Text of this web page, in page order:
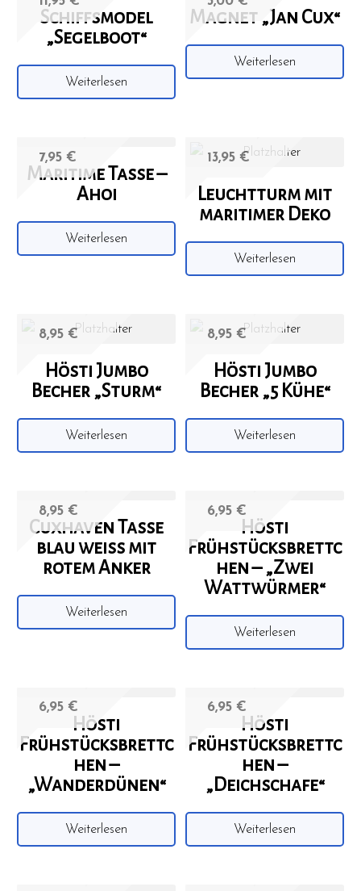
Schiffsmodel
„Segelboot“
Weiterlesen
Magnet „Jan Cux“
Weiterlesen
Maritime Tasse –
Ahoi
7,95 €
Weiterlesen
Leuchtturm mit
maritimer Deko
13,95 €
Weiterlesen
Hösti Jumbo
Becher „Sturm“
8,95 €
Weiterlesen
Hösti Jumbo
Becher „5 Kühe“
8,95 €
Weiterlesen
Cuxhaven Tasse
blau weiss mit
rotem Anker
8,95 €
Weiterlesen
Hösti
Frühstücksbrettc
hen – „Zwei
Wattwürmer“
6,95 €
Weiterlesen
Hösti
Frühstücksbrettc
hen –
„Wanderdünen“
6,95 €
Weiterlesen
Hösti
Frühstücksbrettc
hen –
„Deichschafe“
6,95 €
Weiterlesen